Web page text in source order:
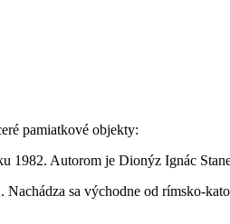
pamiatkové objekty:
Autorom je Dionýz Ignác
sa východne od rímsko-